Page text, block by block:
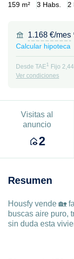
159 m² 3 Habs. 2
1.168 €/mes
Calcular hipoteca
Desde TAE1 Fijo
Ver condiciones
Visitas al
anuncio
2
Resumen
Housfy vende 🏡
buscas aire puro,
sin duda esta